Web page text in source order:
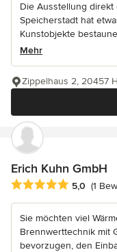
Die Ausstellung
Speicherstadt hat
Kunstobjekte
Mehr
Zippelhaus 2, 20457
Erich Kuhn GmbH
Durchschnittliche
5,0 (1
Sie möchten viel
Brennwerttechnik mit
bevorzugen, den